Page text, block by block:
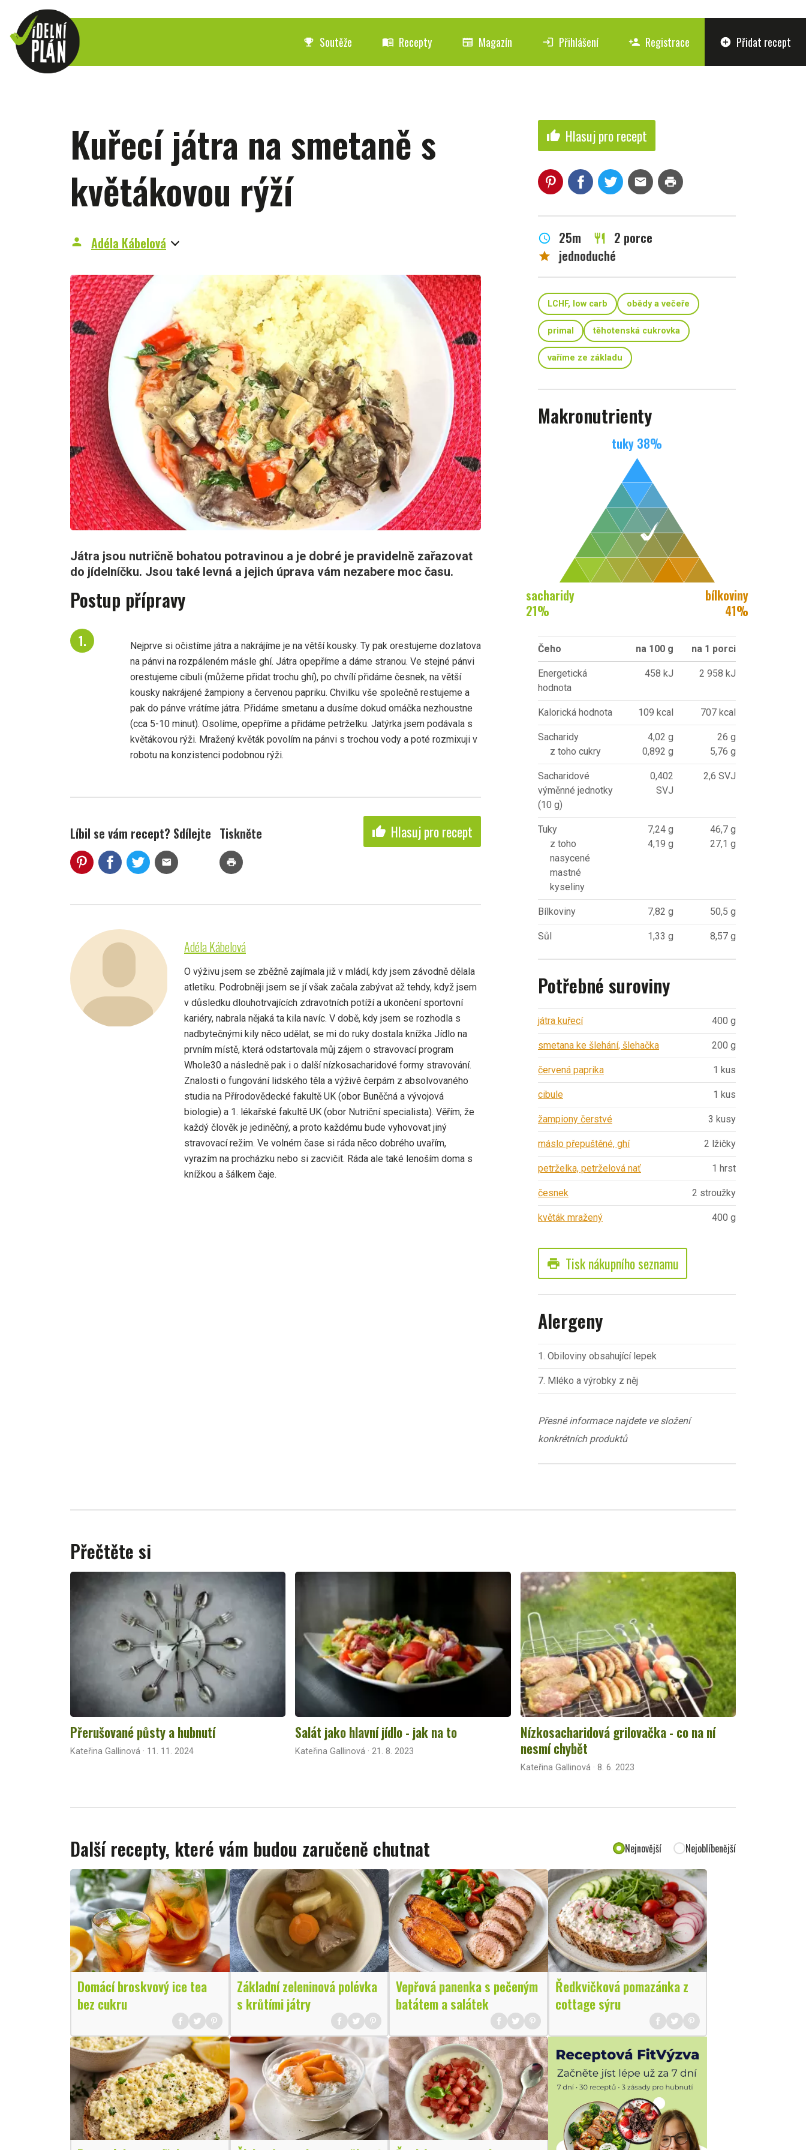
emoji_events Soutěže menu_book Recepty newspaper Magazín login Přihlášení person_add Registrace add_circle Přidat recept
Kuřecí játra na smetaně s
květákovou rýží
person Adéla Kábelová
Játra jsou nutričně bohatou potravinou a je dobré je pravidelně zařazovat
do jídelníčku. Jsou také levná a jejich úprava vám nezabere moc času.
Postup přípravy
Nejprve si očistíme játra a nakrájíme je na větší kousky. Ty pak orestujeme dozlatova
na pánvi na rozpáleném másle ghí. Játra opepříme a dáme stranou. Ve stejné pánvi
orestujeme cibuli (můžeme přidat trochu ghí), po chvílí přidáme česnek, na větší
kousky nakrájené žampiony a červenou papriku. Chvilku vše společně restujeme a
pak do pánve vrátíme játra. Přidáme smetanu a dusíme dokud omáčka nezhoustne
(cca 5-10 minut). Osolíme, opepříme a přidáme petrželku. Jatýrka jsem podávala s
květákovou rýži. Mražený květák povolím na pánvi s trochou vody a poté rozmixuji v
robotu na konzistenci podobnou rýži.
Líbil se vám recept? Sdílejte
mail
Tiskněte
print
thumb_up Hlasuj pro recept
Adéla Kábelová
O výživu jsem se zběžně zajímala již v mládí, kdy jsem závodně dělala
atletiku. Podrobněji jsem se jí však začala zabývat až tehdy, když jsem
v důsledku dlouhotrvajících zdravotních potíží a ukončení sportovní
kariéry, nabrala nějaká ta kila navíc. V době, kdy jsem se rozhodla s
nadbytečnými kily něco udělat, se mi do ruky dostala knížka Jídlo na
prvním místě, která odstartovala můj zájem o stravovací program
Whole30 a následně pak i o další nízkosacharidové formy stravování.
Znalosti o fungování lidského těla a výživě čerpám z absolvovaného
studia na Přírodovědecké fakultě UK (obor Buněčná a vývojová
biologie) a 1. lékařské fakultě UK (obor Nutriční specialista). Věřím, že
každý člověk je jediněčný, a proto každému bude vyhovovat jiný
stravovací režim. Ve volném čase si ráda něco dobrého uvařím,
vyrazím na procházku nebo si zacvičit. Ráda ale také lenoším doma s
knížkou a šálkem čaje.
thumb_up Hlasuj pro recept
mail print
schedule 25m restaurant 2 porce
star jednoduché
LCHF, low carb obědy a večeře
primal těhotenská cukrovka
vaříme ze základu
Makronutrienty
tuky 38%
sacharidy
21%
bílkoviny
41%
Čeho na 100 g na 1 porci
Energetická
hodnota
458 kJ 2 958 kJ
Kalorická hodnota 109 kcal 707 kcal
Sacharidy
z toho cukry
4,02 g
0,892 g
26 g
5,76 g
Sacharidové
výměnné jednotky
(10 g)
0,402
SVJ
2,6 SVJ
Tuky
z toho
nasycené
mastné
kyseliny
7,24 g
4,19 g
46,7 g
27,1 g
Bílkoviny 7,82 g 50,5 g
Sůl 1,33 g 8,57 g
Potřebné suroviny
játra kuřecí 400 g
smetana ke šlehání, šlehačka 200 g
červená paprika 1 kus
cibule 1 kus
žampiony čerstvé 3 kusy
máslo přepuštěné, ghí 2 lžičky
petrželka, petrželová nať 1 hrst
česnek 2 stroužky
květák mražený 400 g
print Tisk nákupního seznamu
Alergeny
1. Obiloviny obsahující lepek
7. Mléko a výrobky z něj
Přesné informace najdete ve složení
konkrétních produktů
Přečtěte si
Přerušované půsty a hubnutí
Kateřina Gallinová · 11. 11. 2024
Salát jako hlavní jídlo - jak na to
Kateřina Gallinová · 21. 8. 2023
Nízkosacharidová grilovačka - co na ní
nesmí chybět
Kateřina Gallinová · 8. 6. 2023
Další recepty, které vám budou zaručeně chutnat Nejnovější Nejoblíbenější
Domácí broskvový ice tea
bez cukru
Základní zeleninová polévka
s krůtími játry
Vepřová panenka s pečeným
batátem a salátek
Ředkvičková pomazánka z
cottage sýru